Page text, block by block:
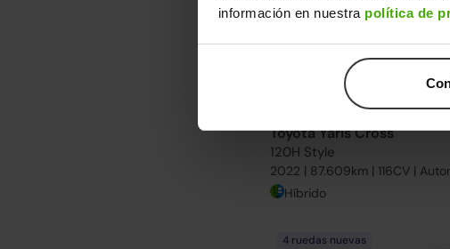
información en nuestra política de
Toyota Yaris Cross
120H Style
2022 | 87.609km | 116CV |
Híbrido
4 ruedas nuevas